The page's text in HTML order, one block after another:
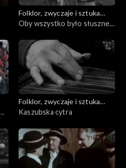
Folklor, zwyczaje i sztuka
ludowa
Oby wszystko było słuszne -
Folklor, zwyczaje i sztuka
ludowa
Kaszubska cytra